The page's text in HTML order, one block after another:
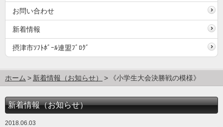
お問い合わせ
新着情報
摂津市ｿﾌﾄﾎﾞｰﾙ連盟ﾌﾞﾛｸﾞ
ホーム 新着情報（お知らせ） 《小学生大会決勝戦の模様》
新着情報（お知らせ）
2018.06.03